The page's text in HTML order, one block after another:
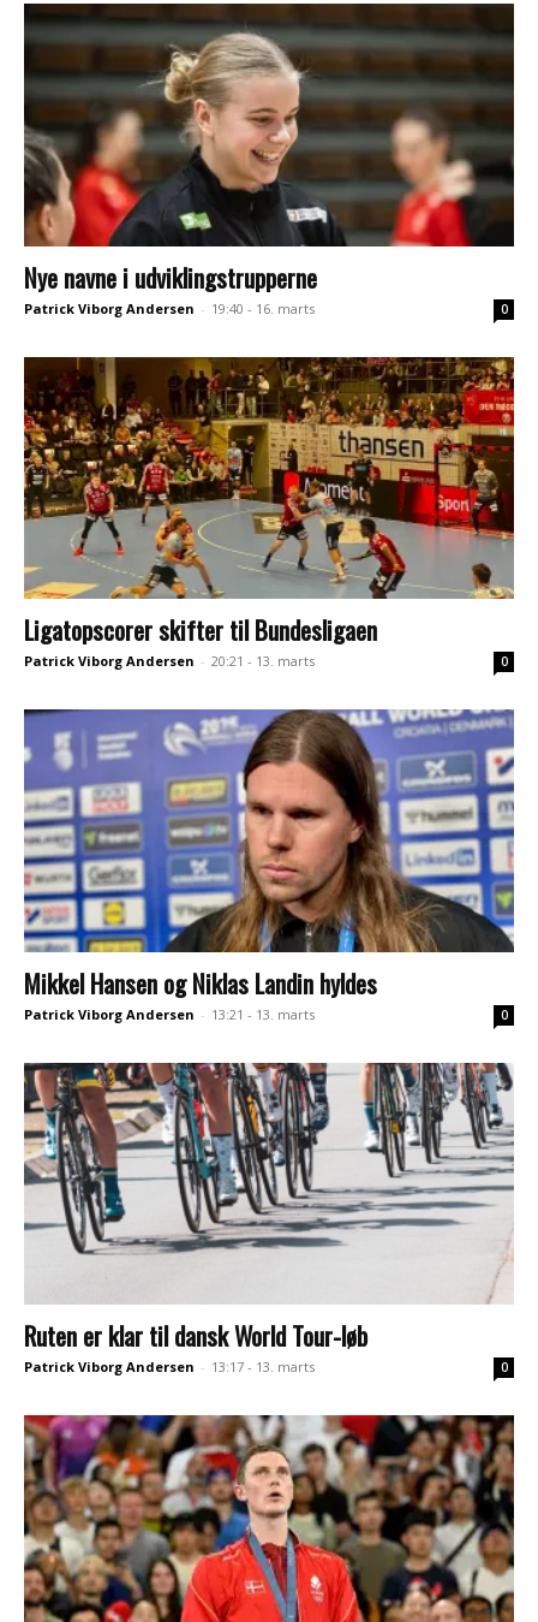
Nye navne i udviklingstrupperne
Patrick Viborg Andersen - 19:40 - 16. marts 0
Ligatopscorer skifter til Bundesligaen
Patrick Viborg Andersen - 20:21 - 13. marts 0
Mikkel Hansen og Niklas Landin hyldes
Patrick Viborg Andersen - 13:21 - 13. marts 0
Ruten er klar til dansk World Tour-løb
Patrick Viborg Andersen - 13:17 - 13. marts 0